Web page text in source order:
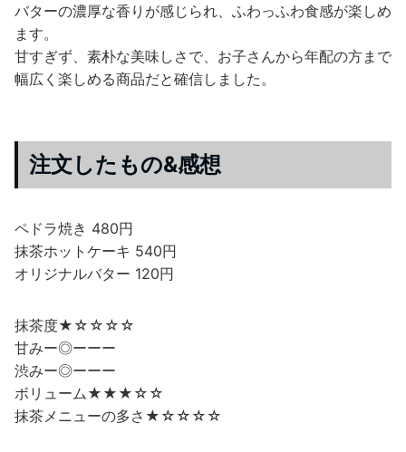
バターの濃厚な香りが感じられ、ふわっふわ食感が楽しめ
ます。
甘すぎず、素朴な美味しさで、お子さんから年配の方まで
幅広く楽しめる商品だと確信しました。
注文したもの&感想
ペドラ焼き 480円
抹茶ホットケーキ 540円
オリジナルバター 120円
抹茶度★☆☆☆☆
甘みー◎ーーー
渋みー◎ーーー
ボリューム★★★☆☆
抹茶メニューの多さ★☆☆☆☆